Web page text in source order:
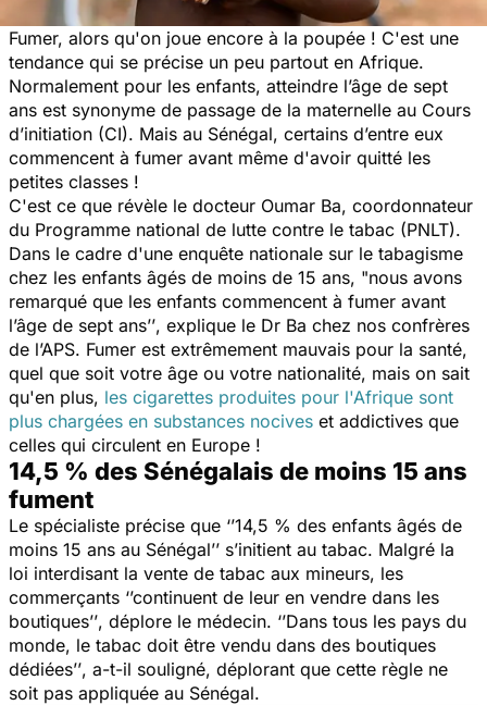
Fumer, alors qu'on joue encore à la poupée ! C'est une
tendance qui se précise un peu partout en Afrique.
Normalement pour les enfants, atteindre l’âge de sept
ans est synonyme de passage de la maternelle au Cours
d’initiation (CI). Mais au Sénégal, certains d’entre eux
commencent à fumer avant même d'avoir quitté les
petites classes !
C'est ce que révèle le docteur Oumar Ba, coordonnateur
du Programme national de lutte contre le tabac (PNLT).
Dans le cadre d'une enquête nationale sur le tabagisme
chez les enfants âgés de moins de 15 ans, "nous avons
remarqué que les enfants commencent à fumer avant
l’âge de sept ans’’, explique le Dr Ba chez nos confrères
de l’APS. Fumer est extrêmement mauvais pour la santé,
quel que soit votre âge ou votre nationalité, mais on sait
qu'en plus, les cigarettes produites pour l'Afrique sont
plus chargées en substances nocives et addictives que
celles qui circulent en Europe !
14,5 % des Sénégalais de moins 15 ans
fument
Le spécialiste précise que ‘’14,5 % des enfants âgés de
moins 15 ans au Sénégal’’ s’initient au tabac. Malgré la
loi interdisant la vente de tabac aux mineurs, les
commerçants ‘’continuent de leur en vendre dans les
boutiques’’, déplore le médecin. ‘’Dans tous les pays du
monde, le tabac doit être vendu dans des boutiques
dédiées’’, a-t-il souligné, déplorant que cette règle ne
soit pas appliquée au Sénégal.